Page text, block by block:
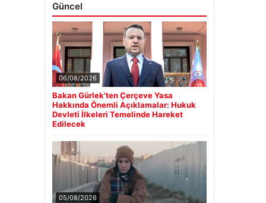
Güncel
06/08/2026
Bakan Gürlek’ten Çerçeve Yasa
Hakkında Önemli Açıklamalar: Hukuk
Devleti İlkeleri Temelinde Hareket
Edilecek
05/08/2026